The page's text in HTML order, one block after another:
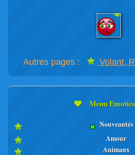
Autres pages : Volant,
Menu
Nouveautés
Amour
Animaux